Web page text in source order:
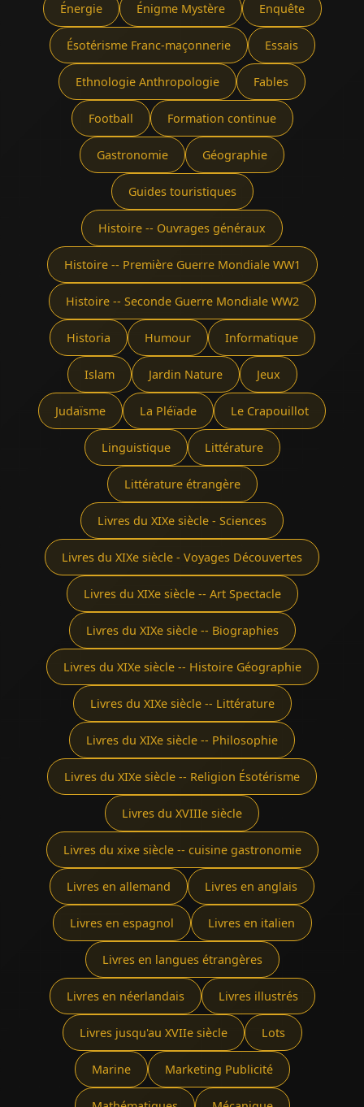
Énergie Énigme Mystère Enquête
Ésotérisme Franc-maçonnerie Essais
Ethnologie Anthropologie Fables
Football Formation continue
Gastronomie Géographie
Guides touristiques
Histoire -- Ouvrages généraux
Histoire -- Première Guerre Mondiale WW1
Histoire -- Seconde Guerre Mondiale WW2
Historia Humour Informatique
Islam Jardin Nature Jeux
Judaïsme La Pléïade Le Crapouillot
Linguistique Littérature
Littérature étrangère
Livres du XIXe siècle - Sciences
Livres du XIXe siècle - Voyages Découvertes
Livres du XIXe siècle -- Art Spectacle
Livres du XIXe siècle -- Biographies
Livres du XIXe siècle -- Histoire Géographie
Livres du XIXe siècle -- Littérature
Livres du XIXe siècle -- Philosophie
Livres du XIXe siècle -- Religion Ésotérisme
Livres du XVIIIe siècle
Livres du xixe siècle -- cuisine gastronomie
Livres en allemand Livres en anglais
Livres en espagnol Livres en italien
Livres en langues étrangères
Livres en néerlandais Livres illustrés
Livres jusqu'au XVIIe siècle Lots
Marine Marketing Publicité